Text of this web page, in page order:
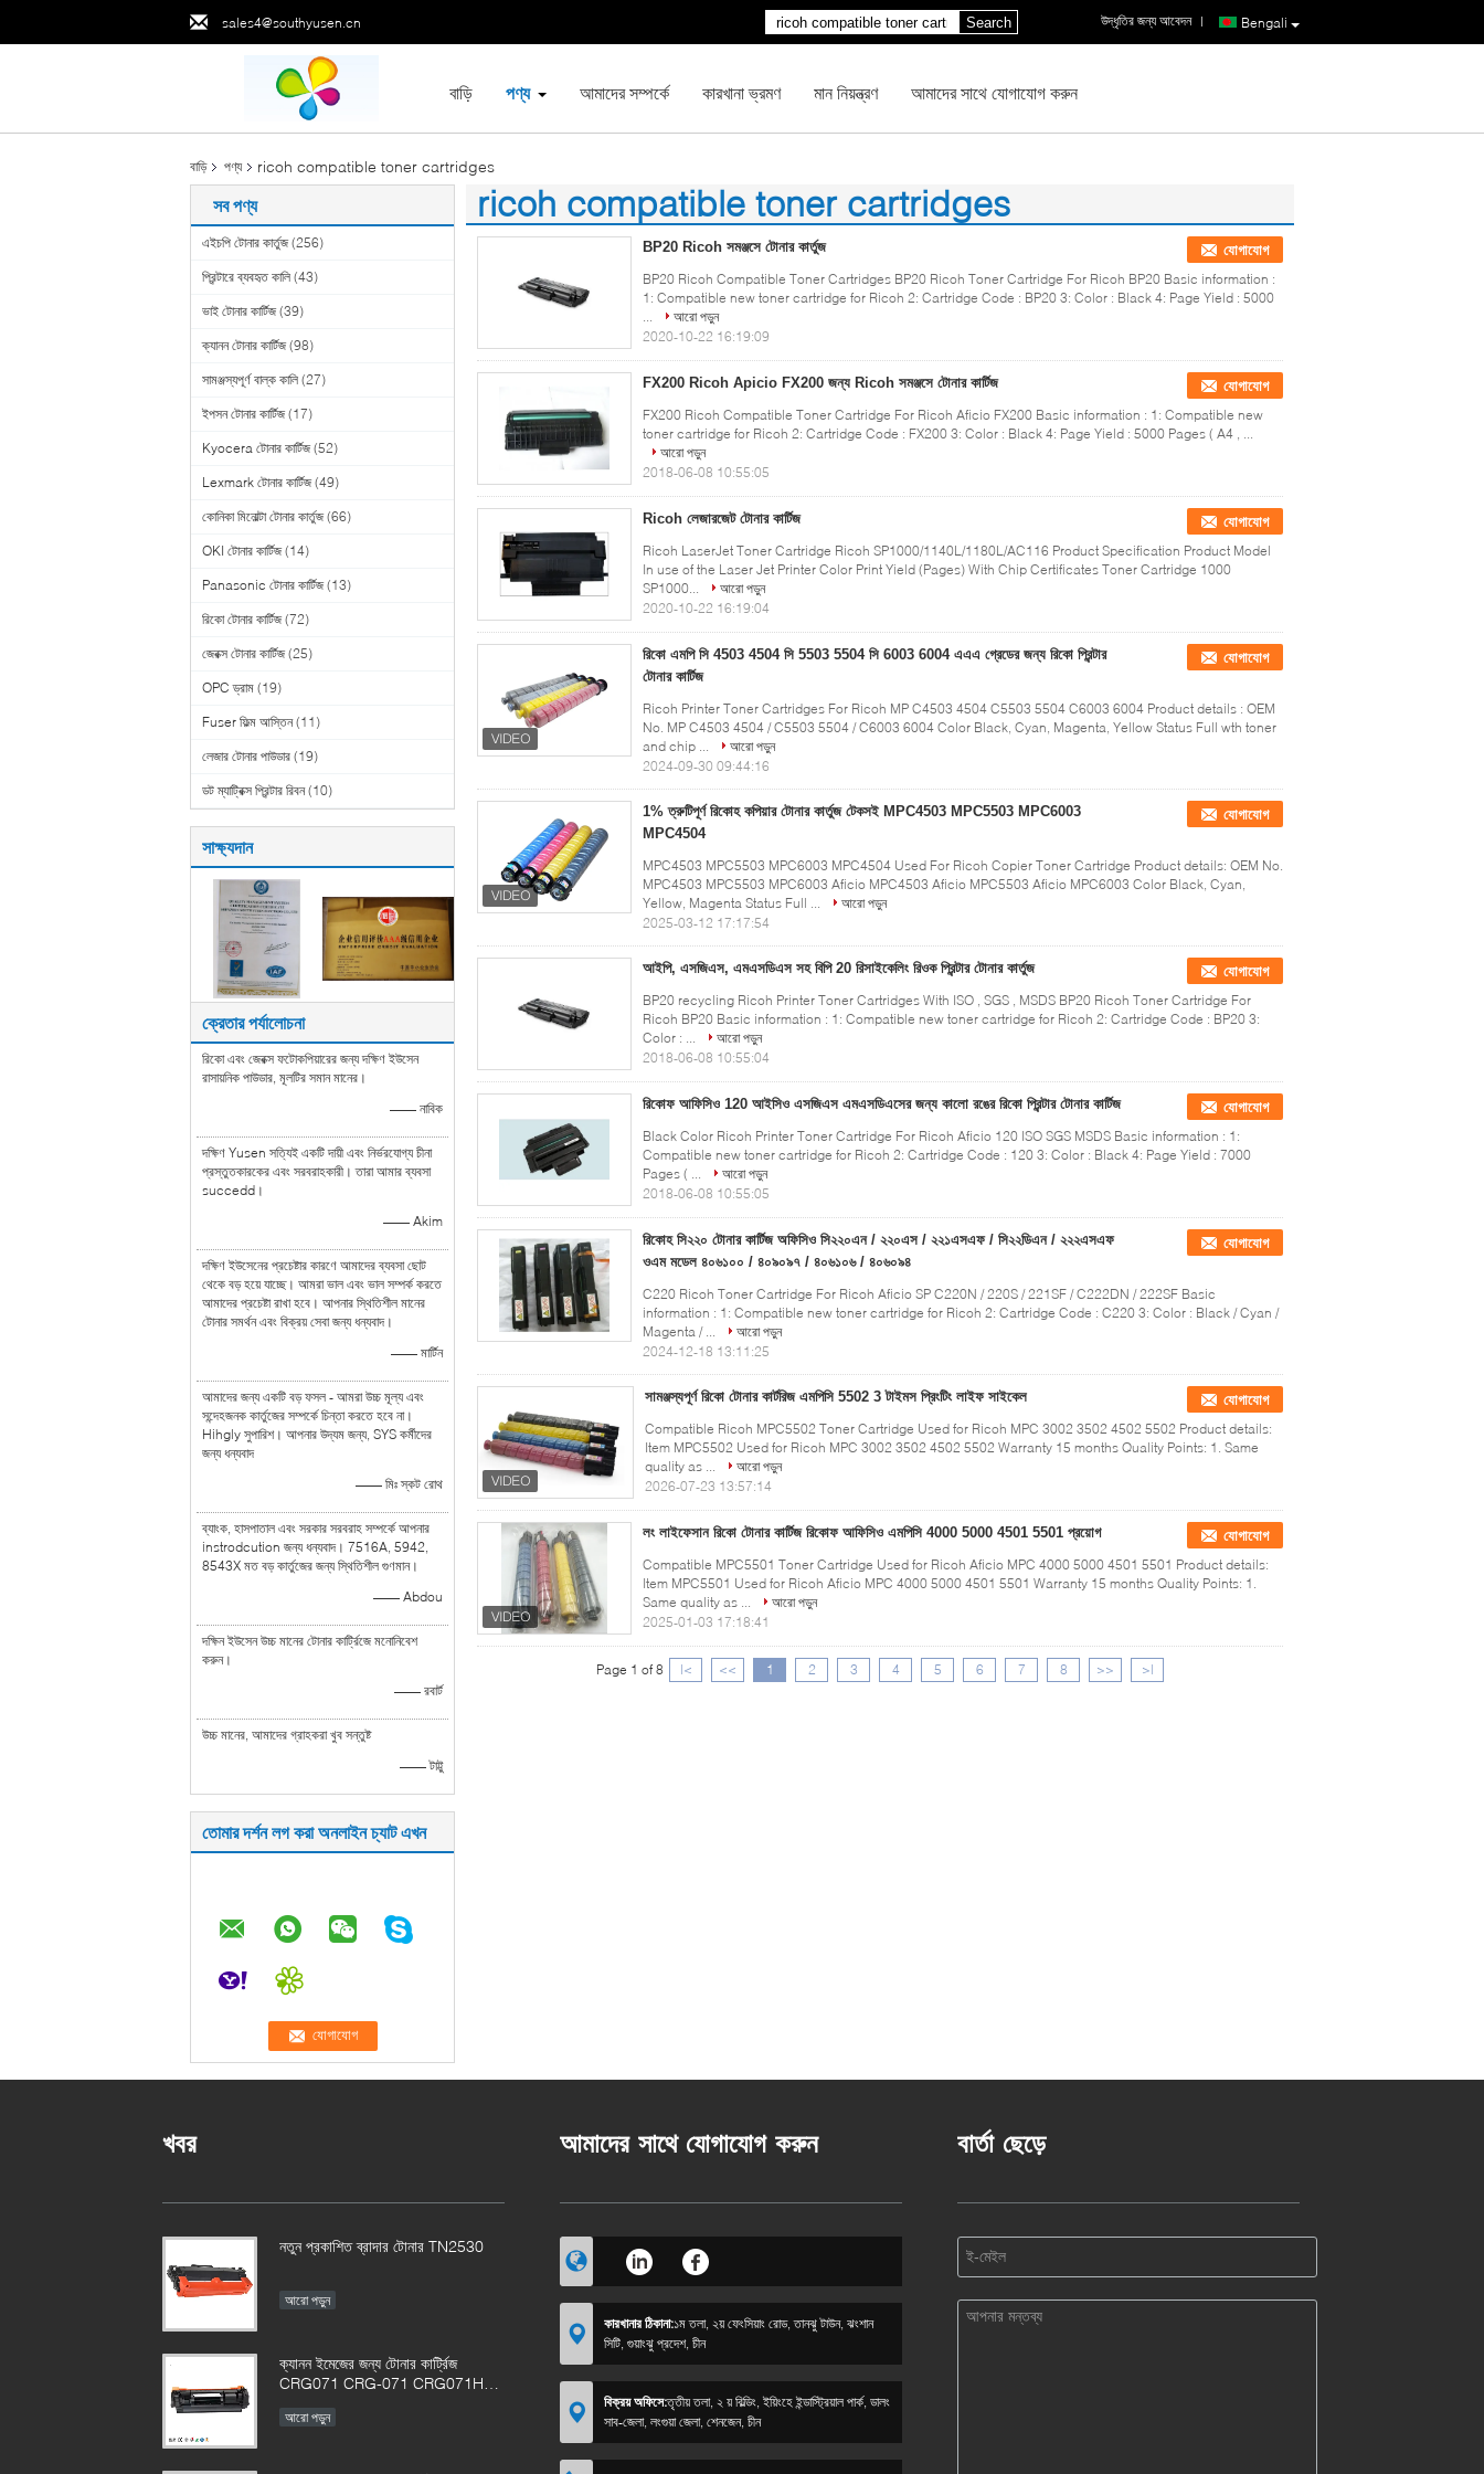
sales4@southyusen.cn Bengali
উদ্ধৃতির জন্য আবেদন |
Search
বাড়ি পণ্য আমাদের সম্পর্কে কারখানা ভ্রমণ মান নিয়ন্ত্রণ আমাদের সাথে যোগাযোগ করুন
বাড়ি পণ্য ricoh compatible toner cartridges
সব পণ্য
এইচপি টোনার কার্তুজ (256)
প্রিন্টারে ব্যবহৃত কালি (43)
ভাই টোনার কার্টিজ (39)
ক্যানন টোনার কার্টিজ (98)
সামঞ্জস্যপূর্ণ বাল্ক কালি (27)
ইপসন টোনার কার্টিজ (17)
Kyocera টোনার কার্টিজ (52)
Lexmark টোনার কার্টিজ (49)
কোনিকা মিনোল্টা টোনার কার্তুজ (66)
OKI টোনার কার্টিজ (14)
Panasonic টোনার কার্টিজ (13)
রিকো টোনার কার্টিজ (72)
জেরক্স টোনার কার্টিজ (25)
OPC ড্রাম (19)
Fuser ফিল্ম আস্তিন (11)
লেজার টোনার পাউডার (19)
ডট ম্যাট্রিক্স প্রিন্টার রিবন (10)
সাক্ষ্যদান
ক্রেতার পর্যালোচনা
রিকো এবং জেরক্স ফটোকপিয়ারের জন্য দক্ষিণ ইউসেন
রাসায়নিক পাউডার, মূলটির সমান মানের।
—— নাবিক
দক্ষিণ Yusen সত্যিই একটি দায়ী এবং নির্ভরযোগ্য চীনা
প্রস্তুতকারকের এবং সরবরাহকারী। তারা আমার ব্যবসা
succedd।
—— Akim
দক্ষিণ ইউসেনের প্রচেষ্টার কারণে আমাদের ব্যবসা ছোট
থেকে বড় হয়ে যাচ্ছে। আমরা ভাল এবং ভাল সম্পর্ক করতে
আমাদের প্রচেষ্টা রাখা হবে। আপনার স্থিতিশীল মানের
টোনার সমর্থন এবং বিক্রয় সেবা জন্য ধন্যবাদ।
—— মার্টিন
আমাদের জন্য একটি বড় ফসল - আমরা উচ্চ মূল্য এবং
সন্দেহজনক কার্তুজের সম্পর্কে চিন্তা করতে হবে না।
Hihgly সুপারিশ। আপনার উদ্যম জন্য, SYS কর্মীদের
জন্য ধন্যবাদ
—— মিঃ স্কট রোথ
ব্যাংক, হাসপাতাল এবং সরকার সরবরাহ সম্পর্কে আপনার
instrodcution জন্য ধন্যবাদ। 7516A, 5942,
8543X মত বড় কার্তুজের জন্য স্থিতিশীল গুণমান।
—— Abdou
দক্ষিন ইউসেন উচ্চ মানের টোনার কার্ট্রিজে মনোনিবেশ
করুন।
—— রবার্ট
উচ্চ মানের, আমাদের গ্রাহকরা খুব সন্তুষ্ট
—— টাট্টু
তোমার দর্শন লগ করা অনলাইন চ্যাট এখন
ricoh compatible toner cartridges
(78) BP20 Ricoh সমঞ্জসে টোনার কার্তুজ
যোগাযোগ
BP20 Ricoh Compatible Toner Cartridges BP20 Ricoh Toner Cartridge For Ricoh BP20 Basic information :
1: Compatible new toner cartridge for Ricoh 2: Cartridge Code : BP20 3: Color : Black 4: Page Yield : 5000
...
আরো পড়ুন
2020-10-22 16:19:09
FX200 Ricoh Apicio FX200 জন্য Ricoh সমঞ্জসে টোনার কার্টিজ
যোগাযোগ
FX200 Ricoh Compatible Toner Cartridge For Ricoh Aficio FX200 Basic information : 1: Compatible new
toner cartridge for Ricoh 2: Cartridge Code : FX200 3: Color : Black 4: Page Yield : 5000 Pages ( A4 , ...
আরো পড়ুন
2018-06-08 10:55:05
Ricoh লেজারজেট টোনার কার্টিজ
যোগাযোগ
Ricoh LaserJet Toner Cartridge Ricoh SP1000/1140L/1180L/AC116 Product Specification Product Model
In use of the Laser Jet Printer Color Print Yield (Pages) With Chip Certificates Toner Cartridge 1000
SP1000...
আরো পড়ুন
2020-10-22 16:19:04
রিকো এমপি সি 4503 4504 সি 5503 5504 সি 6003 6004 এএএ গ্রেডের জন্য রিকো প্রিন্টার
টোনার কার্টিজ
যোগাযোগ
Ricoh Printer Toner Cartridges For Ricoh MP C4503 4504 C5503 5504 C6003 6004 Product details : OEM
No. MP C4503 4504 / C5503 5504 / C6003 6004 Color Black, Cyan, Magenta, Yellow Status Full wth toner
and chip ...
আরো পড়ুন
2024-09-30 09:44:16
1% ত্রুটিপূর্ণ রিকোহ কপিয়ার টোনার কার্তুজ টেকসই MPC4503 MPC5503 MPC6003
MPC4504
যোগাযোগ
MPC4503 MPC5503 MPC6003 MPC4504 Used For Ricoh Copier Toner Cartridge Product details: OEM No.
MPC4503 MPC5503 MPC6003 Aficio MPC4503 Aficio MPC5503 Aficio MPC6003 Color Black, Cyan,
Yellow, Magenta Status Full ...
আরো পড়ুন
2025-03-12 17:17:54
আইপি, এসজিএস, এমএসডিএস সহ বিপি 20 রিসাইকেলিং রিওক প্রিন্টার টোনার কার্তুজ
যোগাযোগ
BP20 recycling Ricoh Printer Toner Cartridges With ISO , SGS , MSDS BP20 Ricoh Toner Cartridge For
Ricoh BP20 Basic information : 1: Compatible new toner cartridge for Ricoh 2: Cartridge Code : BP20 3:
Color : ...
আরো পড়ুন
2018-06-08 10:55:04
রিকোফ আফিসিও 120 আইসিও এসজিএস এমএসডিএসের জন্য কালো রঙের রিকো প্রিন্টার টোনার কার্টিজ
যোগাযোগ
Black Color​ Ricoh Printer Toner Cartridge For Ricoh Aficio 120 ISO SGS MSDS Basic information : 1:
Compatible new toner cartridge for Ricoh 2: Cartridge Code : 120 3: Color : Black 4: Page Yield : 7000
Pages ( ...
আরো পড়ুন
2018-06-08 10:55:05
রিকোহ সি২২০ টোনার কার্টিজ অফিসিও সি২২০এন / ২২০এস / ২২১এসএফ / সি২২ডিএন / ২২২এসএফ
ওএম মডেল ৪০৬১০০ / ৪০৯০৯৭ / ৪০৬১০৬ / ৪০৬০৯৪
যোগাযোগ
C220 Ricoh Toner Cartridge For Ricoh Aficio SP C220N / 220S / 221SF / C222DN / 222SF Basic
information : 1: Compatible new toner cartridge for Ricoh 2: Cartridge Code : C220 3: Color : Black / Cyan /
Magenta / ...
আরো পড়ুন
2024-12-18 13:11:25
সামঞ্জস্যপূর্ণ রিকো টোনার কার্টরিজ এমপিসি 5502 3 টাইমস প্রিংটিং লাইফ সাইকেল
যোগাযোগ
Compatible Ricoh MPC5502 Toner Cartridge Used for Ricoh MPC 3002 3502 4502 5502 Product details:
Item MPC5502 Used for Ricoh MPC 3002 3502 4502 5502 Warranty 15 months Quality Points: 1. Same
quality as ...
আরো পড়ুন
2026-07-23 13:57:14
লং লাইফেসান রিকো টোনার কার্টিজ রিকোফ আফিসিও এমপিসি 4000 5000 4501 5501 প্রয়োগ
যোগাযোগ
Compatible MPC5501 Toner Cartridge Used for Ricoh Aficio MPC 4000 5000 4501 5501 Product details:
Item MPC5501 Used for Ricoh Aficio MPC 4000 5000 4501 5501 Warranty 15 months Quality Points: 1.
Same quality as ...
আরো পড়ুন
2025-01-03 17:18:41
Page 1 of 8 |< << 1 2 3 4 5 6 7 8 >> >|
খবর
নতুন প্রকাশিত ব্রাদার টোনার TN2530
আরো পড়ুন
ক্যানন ইমেজের জন্য টোনার কার্ট্রিজ
CRG071 CRG-071 CRG071H
MF272 MF273 MF275
আরো পড়ুন
আমাদের সাথে যোগাযোগ করুন
কারখানার ঠিকানা:১ম তলা, ২য় ফেংসিয়াং রোড, তানঝু টাউন, ঝংশান
সিটি, গুয়াংঝু প্রদেশ, চীন
বিক্রয় অফিসে:তৃতীয় তলা, ২ য় বিল্ডিং, ইয়িংহে ইন্ডাস্ট্রিয়াল পার্ক, ডালং
সাব-জেলা, লংগুয়া জেলা, শেনজেন, চীন
বার্তা ছেড়ে